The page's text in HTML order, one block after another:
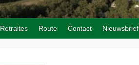
Retraites Route Contact Nieuwsbrief